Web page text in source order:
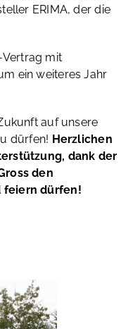
ERIMA, der die
mit
ein weiteres Jahr
auf unsere
dürfen! Herzlichen
dank der
den
feiern dürfen!